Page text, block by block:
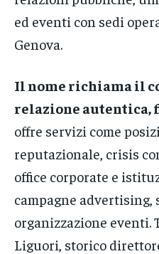
ed eventi con sedi
Genova.
Il nome richiama il
relazione autentica,
offre servizi come
reputazionale, crisis
office corporate e
campagne advertising,
organizzazione eventi.
Liguori, storico